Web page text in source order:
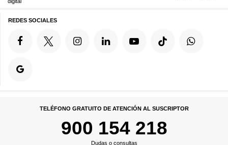
REDES SOCIALES
TELÉFONO GRATUITO DE ATENCIÓN AL SUSCRIPTOR
900 154 218
Dudas o consultas